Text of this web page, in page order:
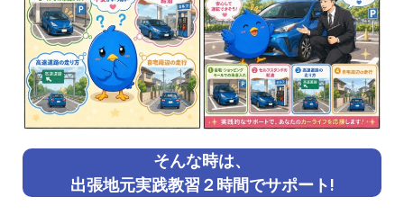
そんな時は、
出張地元実践教習２時間でサポート!